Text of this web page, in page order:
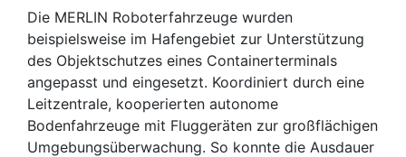
Die MERLIN Roboterfahrzeuge wurden
beispielsweise im Hafengebiet zur Unterstützung
des Objektschutzes eines Containerterminals
angepasst und eingesetzt. Koordiniert durch eine
Leitzentrale, kooperierten autonome
Bodenfahrzeuge mit Fluggeräten zur großflächigen
Umgebungsüberwachung. So konnte die Ausdauer